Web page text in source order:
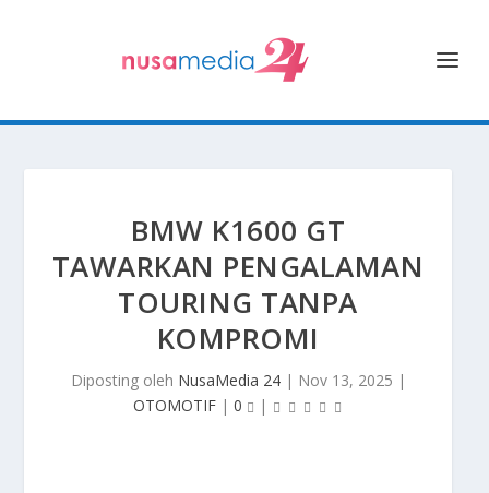
BMW K1600 GT
TAWARKAN PENGALAMAN
TOURING TANPA
KOMPROMI
Diposting oleh NusaMedia 24| Nov 13, 2025 |
OTOMOTIF| 0 |